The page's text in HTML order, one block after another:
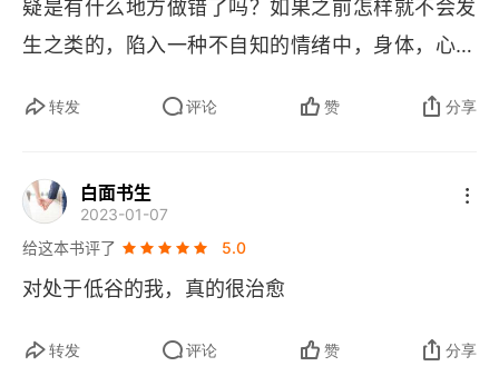
疑是有什么地方做错了吗？如果之前怎样就不会发
生之类的，陷入一种不自知的情绪中，身体，心所
放弃而是积极的寻求帮助，最终将悲伤化为成长的
芬奇的诗【在彼岸】如果我终将离去，黑夜终将降
高空。彼岸有我等候的上天，在那条我曾被引领过
转发 评论 赞 分享
白面书生
2023-01-07
给这本书评了
5.0
对处于低谷的我，真的很治愈
转发 评论 赞 分享